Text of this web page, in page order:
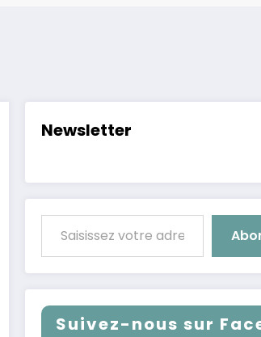
Newsletter
Saisissez votre adresse e-mail…
Suivez-nous sur